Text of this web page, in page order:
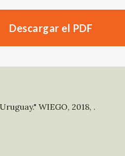
Descargar el PDF
WIEGO, 2018, .